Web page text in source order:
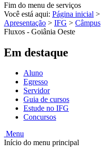
Fim do menu de serviços
Você está aqui: Página inicial >
Apresentação > IFG > Câmpus
Fluxos - Goiânia Oeste
Em destaque
Aluno
Egresso
Servidor
Guia de cursos
Estude no IFG
Concursos
Menu
Início do menu principal